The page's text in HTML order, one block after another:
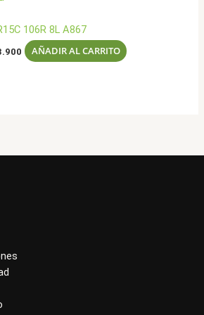
106R 8L A867
El
precio
AÑADIR AL CARRITO